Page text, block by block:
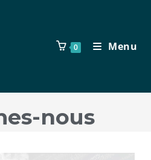
0 Menu
nous